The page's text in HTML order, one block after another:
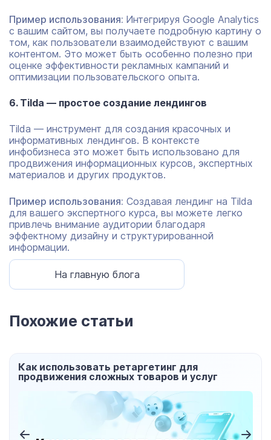
Пример использования: Интегрируя Google Analytics
с вашим сайтом, вы получаете подробную картину о
том, как пользователи взаимодействуют с вашим
контентом. Это может быть особенно полезно при
оценке эффективности рекламных кампаний и
оптимизации пользовательского опыта.
6. Tilda — простое создание лендингов
Tilda — инструмент для создания красочных и
информативных лендингов. В контексте
инфобизнеса это может быть использовано для
продвижения информационных курсов, экспертных
материалов и других продуктов.
Пример использования: Создавая лендинг на Tilda
для вашего экспертного курса, вы можете легко
привлечь внимание аудитории благодаря
эффектному дизайну и структурированной
информации.
На главную блога
Похожие статьи
Как использовать ретаргетинг для
продвижения сложных товаров и услуг